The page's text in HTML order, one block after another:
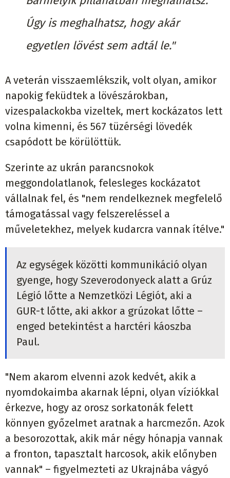
Úgy is meghalhatsz, hogy akár
egyetlen lövést sem adtál le."
A veterán visszaemlékszik, volt olyan, amikor
napokig feküdtek a lövészárokban,
vizespalackokba vizeltek, mert kockázatos lett
volna kimenni, és 567 tüzérségi lövedék
csapódott be körülöttük.
Szerinte az ukrán parancsnokok
meggondolatlanok, felesleges kockázatot
vállalnak fel, és "nem rendelkeznek megfelelő
támogatással vagy felszereléssel a
műveletekhez, melyek kudarcra vannak ítélve."
Az egységek közötti kommunikáció olyan
gyenge, hogy Szeverodonyeck alatt a Grúz
Légió lőtte a Nemzetközi Légiót, aki a
GUR-t lőtte, aki akkor a grúzokat lőtte –
enged betekintést a harctéri káoszba
Paul.
"Nem akarom elvenni azok kedvét, akik a
nyomdokaimba akarnak lépni, olyan víziókkal
érkezve, hogy az orosz sorkatonák felett
könnyen győzelmet aratnak a harcmezőn. Azok
a besorozottak, akik már négy hónapja vannak
a fronton, tapasztalt harcosok, akik előnyben
vannak" – figyelmezteti az Ukrajnába vágyó